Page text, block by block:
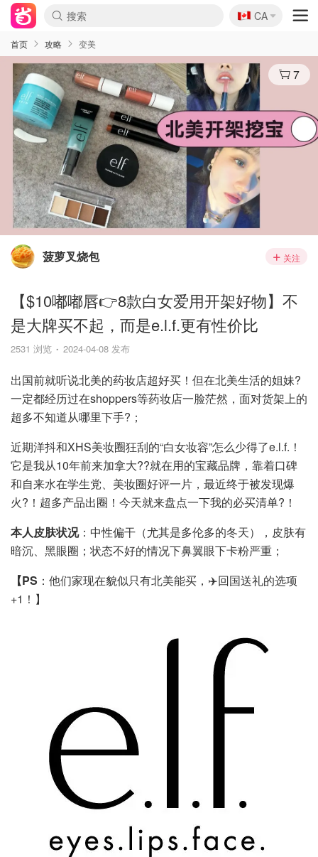
🇨🇦
CA
首页 攻略 变美
7
菠萝叉烧包 关注
【$10嘟嘟唇👉8款白女爱用开架好物】不
是大牌买不起，而是e.l.f.更有性价比
2531 浏览 2024-04-08 发布
出国前就听说北美的药妆店超好买！但在北美生活的姐妹?
一定都经历过在shoppers等药妆店一脸茫然，面对货架上的
超多不知道从哪里下手?；
近期洋抖和XHS美妆圈狂刮的“白女妆容”怎么少得了e.l.f.！
它是我从10年前来加拿大??就在用的宝藏品牌，靠着口碑
和自来水在学生党、美妆圈好评一片，最近终于被发现爆
火?！超多产品出圈！今天就来盘点一下我的必买清单?！
本人皮肤状况：中性偏干（尤其是多伦多的冬天），皮肤有
暗沉、黑眼圈；状态不好的情况下鼻翼眼下卡粉严重；
【PS ：他们家现在貌似只有北美能买，✈️回国送礼的选项
+1！】